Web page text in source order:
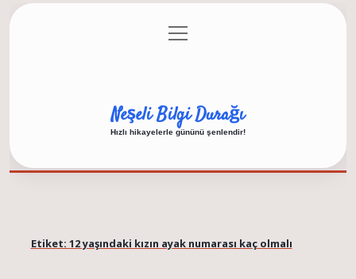
Gizlilik Politikası
menüyü
aç
Neşeli Bilgi Durağı
Hızlı hikayelerle gününü şenlendir!
Etiket: 12 yaşındaki kızın ayak numarası kaç olmalı